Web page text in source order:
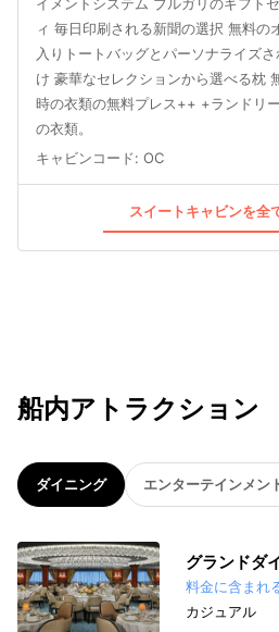
ィ 毎日印刷される新聞の選択 無料の
入りトートバッグとパーソナライズ
け 豪華なセレクションから選べる枕
時の衣類の無料プレス++ +ランドリ
の衣類。
キャビンコード: OC
スイートキャビンを全
船内アトラクション
ダイニング エンターテインメン
グランドダ
料金に含まれ
カジュアル